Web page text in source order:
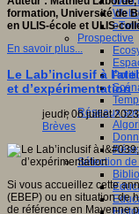
Prospective
Réseaux
Sélection
formation, Université de
en ULIS-école et ULIS-
En savoir plus...
Le Lab’inclusif à
et d’expérimentation
jeudi, 06 juillet 2023
Brèves
Si vous accueillez cette
(EBEP) ou en situation de
de référence en Mayenne